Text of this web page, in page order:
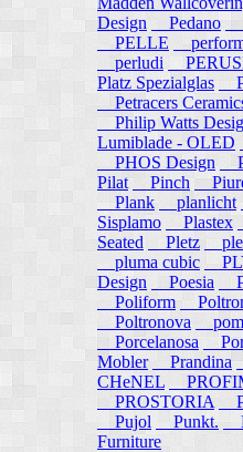
Design
Pedano
PELLE
perludi
Platz Spezialglas
Petracers
Philip Watts
Lumiblade - OLED
PHOS Design
Pilat
Pinch
Plank
planlicht
Sisplamo
Plastex
Seated
Pletz
pluma cubic
Design
Poesia
Poliform
Poltronova
Porcelanosa
Mobler
Prandina
CHeNEL
PROSTORIA
Pujol
Punkt.
Furniture